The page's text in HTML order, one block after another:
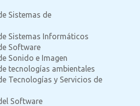
Sistemas de
Sistemas Informáticos
Software
Sonido e Imagen
tecnologías ambientales
Tecnologías y Servicios de
Software